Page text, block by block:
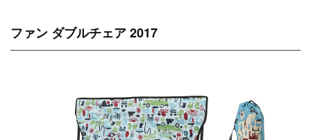
ファン ダブルチェア 2017